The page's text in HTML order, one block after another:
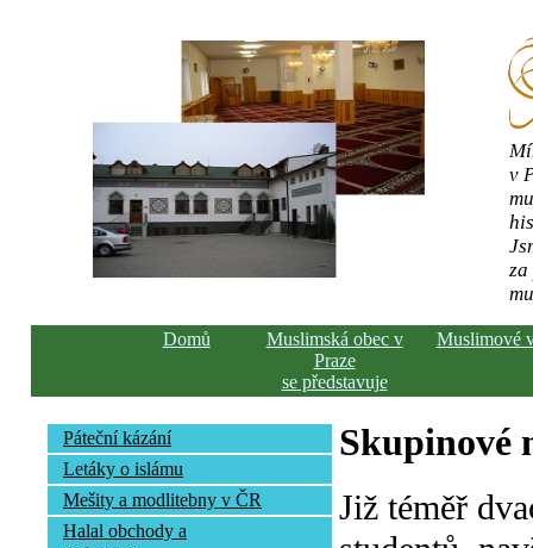
v
Domů
Muslimská obec v
Praze
se představuje
Muslimové
Páteční kázání
Letáky o islámu
Mešity a modlitebny v ČR
Halal obchody a
Skupinové
Již téměř